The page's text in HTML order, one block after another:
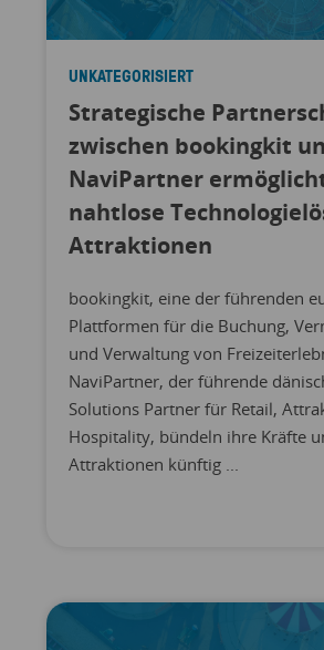
UNKATEGORISIERT
Strategische
zwischen bookingkit
NaviPartner
nahtlose
Attraktionen
bookingkit, eine der führenden
Plattformen für die Buchung,
und Verwaltung von
NaviPartner, der führende
Solutions Partner für Retail,
Hospitality, bündeln ihre Kräfte
Attraktionen künftig ...